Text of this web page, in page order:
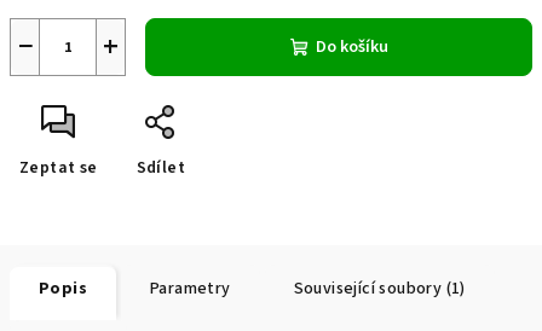
+
− Do košíku
Zeptat se Sdílet
Popis Parametry Související soubory (1)